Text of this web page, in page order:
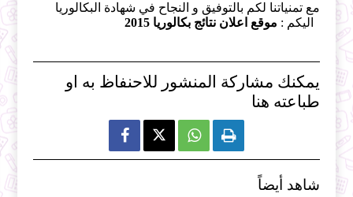
مع تمنياتنا لكم بالتوفيق و النجاح في شهادة البكالوريا
اليكم : موقع اعلان نتائج بكالوريا 2015
يمكنك مشاركة المنشور للاحنفاظ به او
طباعته هنا
  
شاهد أيضاً